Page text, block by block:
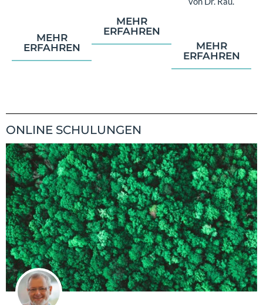
MEHR
ERFAHREN
MEHR
ERFAHREN
MEHR
ERFAHREN
ONLINE SCHULUNGEN